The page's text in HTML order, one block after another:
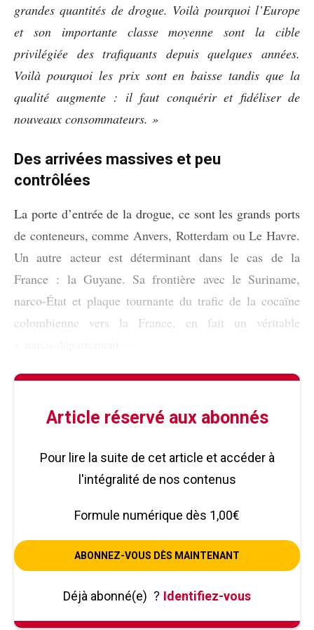
grandes quantités de drogue. Voilà pourquoi l’Europe
et son importante classe moyenne sont la cible
privilégiée des trafiquants depuis quelques années.
Voilà pourquoi les prix sont en baisse tandis que la
qualité augmente : il faut conquérir et fidéliser de
nouveaux consommateurs. »
Des arrivées massives et peu
contrôlées
La porte d’entrée de la drogue, ce sont les grands ports
de conteneurs, comme Anvers, Rotterdam ou Le Havre.
Un autre acteur est déterminant dans le cas de la
France : la Guyane. Sa frontière avec le Suriname,
narco-État et plaque tournante du trafic de la cocaïne
colombienne vers la France, en fait un véritable
Article réservé aux abonnés
Pour lire la suite de cet article et accéder à
l'intégralité de nos contenus
Formule numérique dès 1,00€
ABONNEZ-VOUS DÈS MAINTENANT
Déjà abonné(e) ? Identifiez-vous